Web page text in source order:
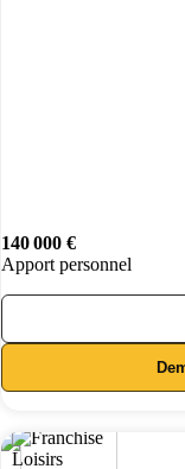
140 000 €
Apport personnel